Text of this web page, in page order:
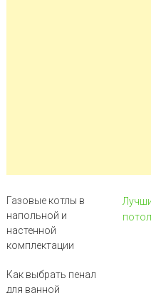
Газовые котлы в
напольной и
настенной
комплектации
Как выбрать пенал
для ванной